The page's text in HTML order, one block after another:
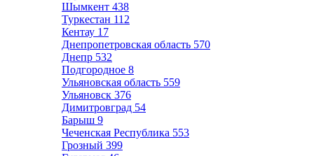
Шымкент 438
Туркестан 112
Кентау 17
Днепропетровская область 570
Днепр 532
Подгородное 8
Ульяновская область 559
Ульяновск 376
Димитровград 54
Барыш 9
Чеченская Республика 553
Грозный 399